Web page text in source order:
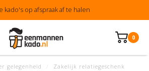
kado's op afspraak af te halen
0
gelegenheid Zakelijk relatiegeschenk